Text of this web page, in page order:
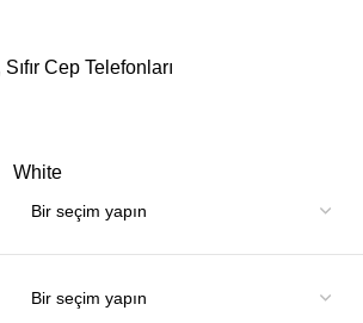
Sıfır Cep Telefonları
White